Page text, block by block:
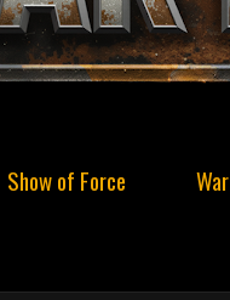
Show of Force